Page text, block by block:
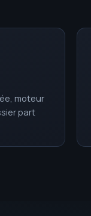
moteur
part